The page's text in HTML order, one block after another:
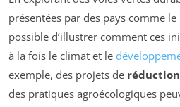
présentées par des pays comme
possible d’illustrer comment ces
à la fois le climat et le
exemple, des projets de
des pratiques agroécologiques